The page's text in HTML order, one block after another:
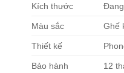
Kích thước
Màu sắc Ghế
Thiết kế
Bảo hành 12